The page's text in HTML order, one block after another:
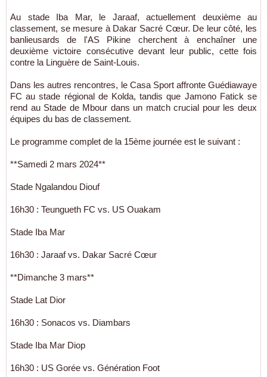
Au stade Iba Mar, le Jaraaf, actuellement deuxième au
classement, se mesure à Dakar Sacré Cœur. De leur côté, les
banlieusards de l'AS Pikine cherchent à enchaîner une
deuxième victoire consécutive devant leur public, cette fois
contre la Linguère de Saint-Louis.
Dans les autres rencontres, le Casa Sport affronte Guédiawaye
FC au stade régional de Kolda, tandis que Jamono Fatick se
rend au Stade de Mbour dans un match crucial pour les deux
équipes du bas de classement.
Le programme complet de la 15ème journée est le suivant :
**Samedi 2 mars 2024**
Stade Ngalandou Diouf
16h30 : Teungueth FC vs. US Ouakam
Stade Iba Mar
16h30 : Jaraaf vs. Dakar Sacré Cœur
**Dimanche 3 mars**
Stade Lat Dior
16h30 : Sonacos vs. Diambars
Stade Iba Mar Diop
16h30 : US Gorée vs. Génération Foot